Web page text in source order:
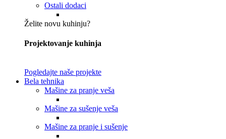
Ostali dodaci
Želite novu kuhinju?
Projektovanje kuhinja
Pogledajte naše projekte
Bela tehnika
Mašine za pranje veša
Mašine za sušenje veša
Mašine za pranje i sušenje